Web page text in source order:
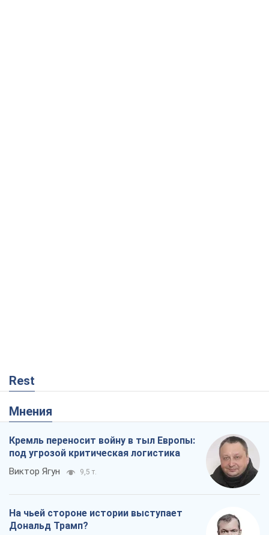
Rest
Мнения
Кремль переносит войну в тыл Европы:
под угрозой критическая логистика
Виктор Ягун 9,5 т.
На чьей стороне истории выступает
Дональд Трамп?